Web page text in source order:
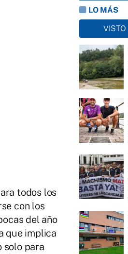
todos los
con los
del año
que implica
solo para
LO MÁS
VISTO